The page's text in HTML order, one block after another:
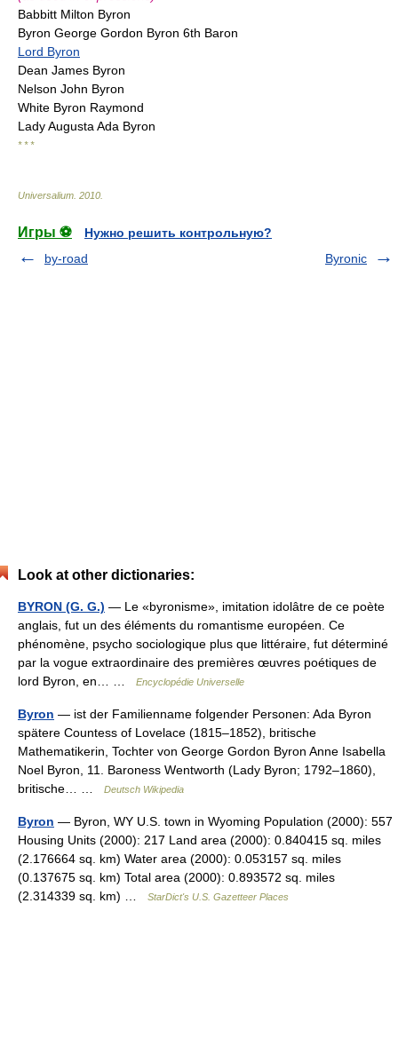
Babbitt Milton Byron
Byron George Gordon Byron 6th Baron
Lord Byron
Dean James Byron
Nelson John Byron
White Byron Raymond
Lady Augusta Ada Byron
* * *
Universalium 2010
Игры ⚽
Нужно решить контрольную?
by-road
Byronic
Look at other dictionaries:
BYRON (G. G.) — Le «byronisme», imitation idolâtre de ce poète
anglais, fut un des éléments du romantisme européen. Ce
phénomène, psycho sociologique plus que littéraire, fut déterminé
par la vogue extraordinaire des premières œuvres poétiques de
lord Byron, en… …
Encyclopédie Universelle
Byron — ist der Familienname folgender Personen: Ada Byron
spätere Countess of Lovelace (1815–1852), britische
Mathematikerin, Tochter von George Gordon Byron Anne Isabella
Noel Byron, 11. Baroness Wentworth (Lady Byron; 1792–1860),
britische… …
Deutsch Wikipedia
Byron — Byron, WY U.S. town in Wyoming Population (2000): 557
Housing Units (2000): 217 Land area (2000): 0.840415 sq. miles
(2.176664 sq. km) Water area (2000): 0.053157 sq. miles
(0.137675 sq. km) Total area (2000): 0.893572 sq. miles
(2.314339 sq. km) …
StarDict's U.S. Gazetteer Places